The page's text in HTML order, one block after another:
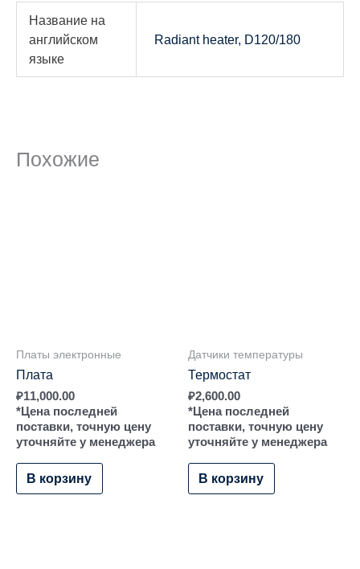
Название на
английском
языке
Radiant heater, D120/180
Похожие
Платы электронные
Плата
₽11,000.00
*Цена последней
поставки, точную цену
уточняйте у менеджера
В корзину
Датчики температуры
Термостат
₽2,600.00
*Цена последней
поставки, точную цену
уточняйте у менеджера
В корзину